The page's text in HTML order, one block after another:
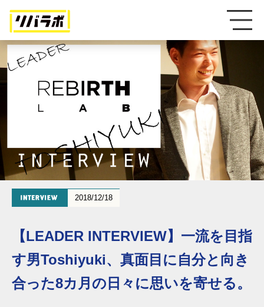
2018/12/18
【LEADER INTERVIEW】一流を目指
す男Toshiyuki、真面目に自分と向き
合った8カ月の日々に思いを寄せる。